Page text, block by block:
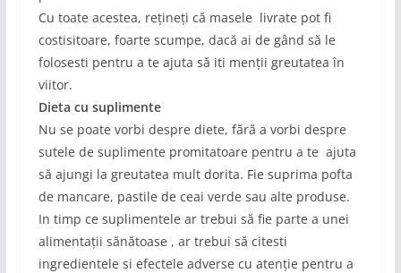
Cu toate acestea, rețineți că masele livrate pot fi
costisitoare, foarte scumpe, dacă ai de gând să le
folosesti pentru a te ajuta să iti menții greutatea în
viitor.
Dieta cu suplimente
Nu se poate vorbi despre diete, fără a vorbi despre
sutele de suplimente promitatoare pentru a te ajuta
să ajungi la greutatea mult dorita. Fie suprima pofta
de mancare, pastile de ceai verde sau alte produse.
In timp ce suplimentele ar trebui să fie parte a unei
alimentații sănătoase , ar trebui să citesti
ingredientele si efectele adverse cu atenție pentru a